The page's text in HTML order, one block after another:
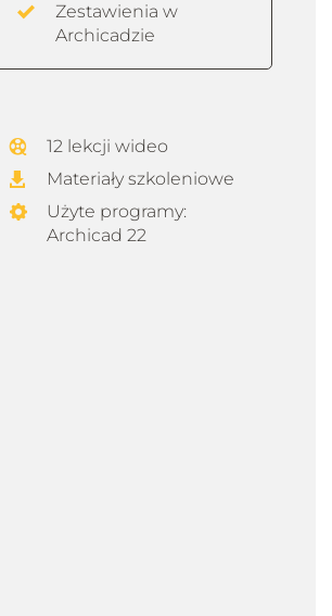
Zestawienia w
Archicadzie
12 lekcji wideo
Materiały szkoleniowe
Użyte programy:
Archicad 22